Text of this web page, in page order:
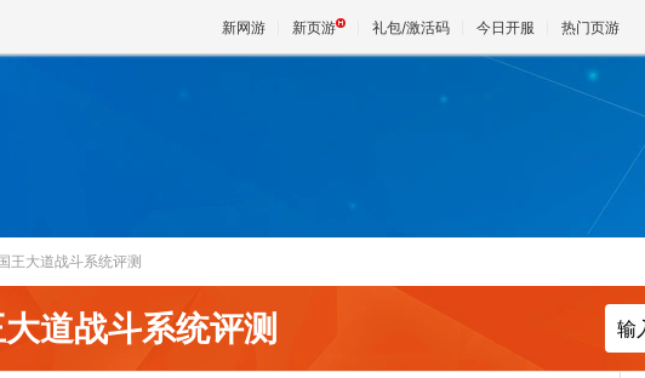
新网游 新页游 礼包/激活码 今日开服 热门页游
天堂
王权与自由
王大道战斗系统评测
道战斗系统评测